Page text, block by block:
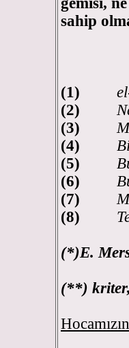
sahip
(1)
(2)
(3)
(4)
(5)
(6)
(7)
(8)
(*)E.
(**) kriter,